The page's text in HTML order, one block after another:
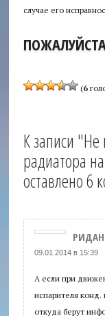
случае его
(6
К записи "Не
радиатора
оставлено 6
РИДАН
09.01.2014 в 15:39
А если при
испарителя конд.
откуда берут